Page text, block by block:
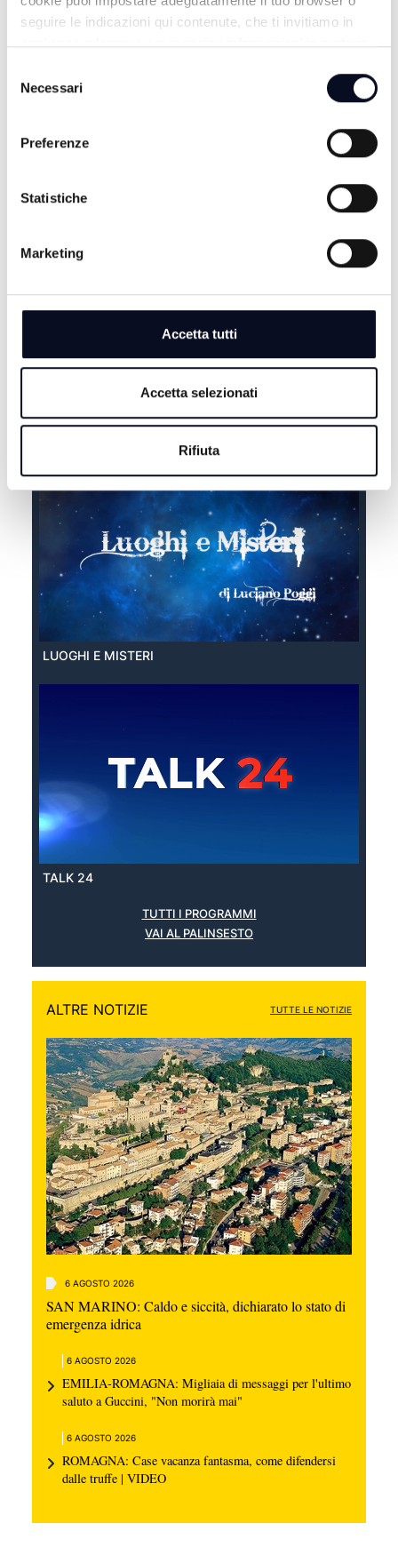
seguire le indicazioni qui contenute, che ti invitiamo in
ogni caso a leggere per maggiori informazioni in materia
delNecessari
Preferenze
Statistiche
Marketing
Accetta tutti
Accetta selezionati
Rifiuta
EXTRA ESTATE
LUOGHI E MISTERI
TALK 24
TUTTI I PROGRAMMI
VAI AL PALINSESTO
ALTRE NOTIZIE TUTTE LE NOTIZIE
6 AGOSTO 2026
SAN MARINO: Caldo e siccità, dichiarato lo stato di
emergenza idrica
6 AGOSTO 2026
EMILIA-ROMAGNA: Migliaia di messaggi per l'ultimo
saluto a Guccini, "Non morirà mai"
6 AGOSTO 2026
ROMAGNA: Case vacanza fantasma, come difendersi
dalle truffe | VIDEO